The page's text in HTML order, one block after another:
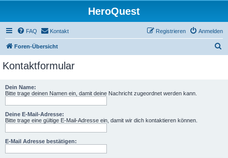
HeroQuest
FAQ Kontakt Anmelden
Registrieren
Foren-Übersicht
Kontaktformular
Dein Name:
Bitte trage deinen Namen ein, damit deine Nachricht zugeordnet werden kann.
Deine E-Mail-Adresse:
Bitte trage eine gültige E-Mail-Adresse ein, damit wir dich kontaktieren können.
E-Mail Adresse bestätigen: